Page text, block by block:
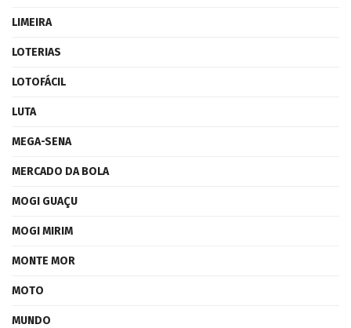
LIMEIRA
LOTERIAS
LOTOFÁCIL
LUTA
MEGA-SENA
MERCADO DA BOLA
MOGI GUAÇU
MOGI MIRIM
MONTE MOR
MOTO
MUNDO